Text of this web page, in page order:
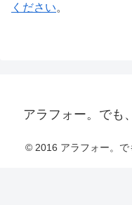
ください。
アラフォー。でも
© 2016 アラフォー。で